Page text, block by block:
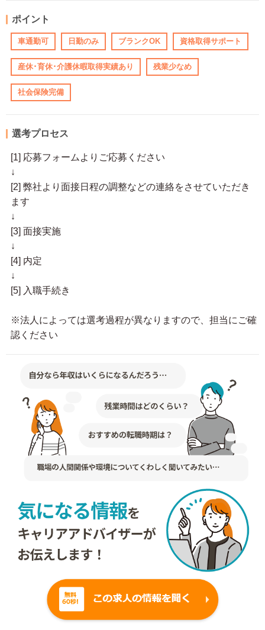
ポイント
車通勤可 日勤のみ ブランクOK 資格取得サポート
産休･育休･介護休暇取得実績あり 残業少なめ
社会保険完備
選考プロセス
[1] 応募フォームよりご応募ください
↓
[2] 弊社より面接日程の調整などの連絡をさせていただき
ます
↓
[3] 面接実施
↓
[4] 内定
↓
[5] 入職手続き
※法人によっては選考過程が異なりますので、担当にご確
認ください